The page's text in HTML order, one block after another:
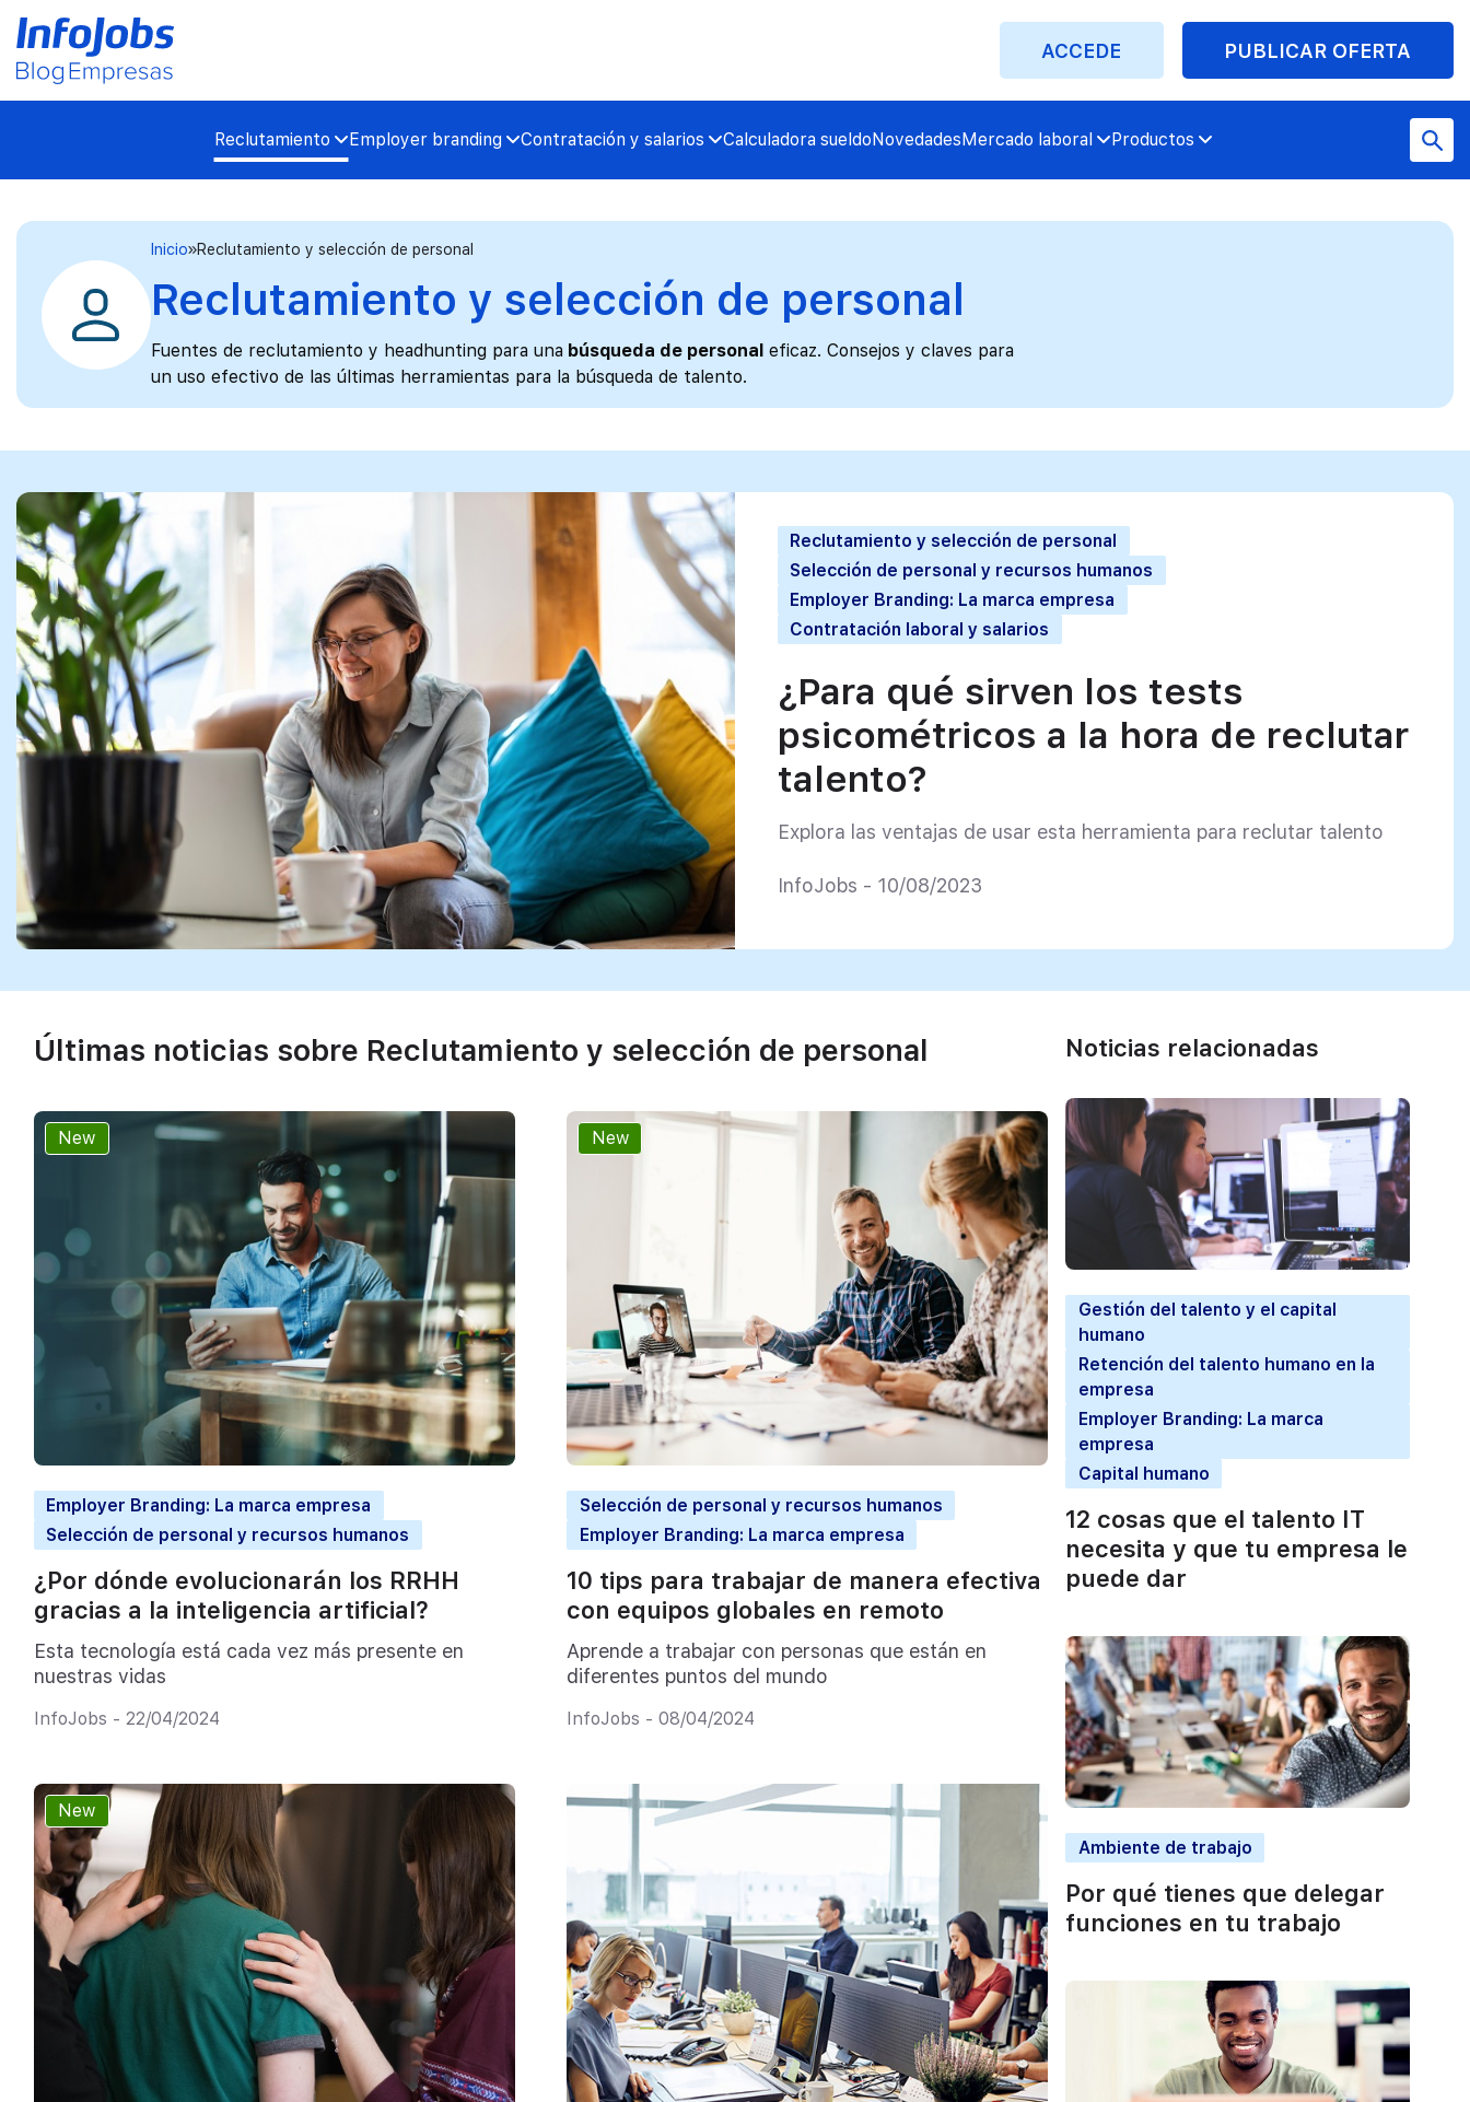
ACCEDE PUBLICAR OFERTA
Reclutamiento Employer branding Contratación y salarios Calculadora sueldoNovedadesMercado laboral Productos
Inicio Reclutamiento y selección de personal
Reclutamiento y selección de personal
Fuentes de reclutamiento y headhunting para una búsqueda de personaleficaz. Consejos y claves para
un uso efectivo de las últimas herramientas para la búsqueda de talento.
Reclutamiento y selección de personal
Selección de personal y recursos humanos
Employer Branding: La marca empresa
Contratación laboral y salarios
¿Para qué sirven los tests
psicométricos a la hora de reclutar
talento?
Explora las ventajas de usar esta herramienta para reclutar talento
InfoJobs - 10/08/2023
Últimas noticias sobre Reclutamiento y selección de personal
New
Employer Branding: La marca empresa
Selección de personal y recursos humanos
¿Por dónde evolucionarán los RRHH
gracias a la inteligencia artificial?
Esta tecnología está cada vez más presente en
nuestras vidas
InfoJobs - 22/04/2024
New
Selección de personal y recursos humanos
Employer Branding: La marca empresa
10 tips para trabajar de manera efectiva
con equipos globales en remoto
Aprende a trabajar con personas que están en
diferentes puntos del mundo
InfoJobs - 08/04/2024
New
Noticias relacionadas
Gestión del talento y el capital
humano
Retención del talento humano en la
empresa
Employer Branding: La marca
empresa
Capital humano
12 cosas que el talento IT
necesita y que tu empresa le
puede dar
Ambiente de trabajo
Por qué tienes que delegar
funciones en tu trabajo